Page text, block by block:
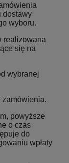
dostawy
wyboru.
realizowana
się na
wybranej
zamówienia.
powyższe
o czas
do
wpłaty